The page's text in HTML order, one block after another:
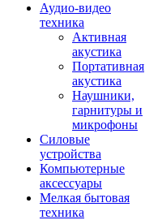
Аудио-видео
техника
Активная
акустика
Портативная
акустика
Наушники,
гарнитуры и
микрофоны
Силовые
устройства
Компьютерные
аксессуары
Мелкая бытовая
техника